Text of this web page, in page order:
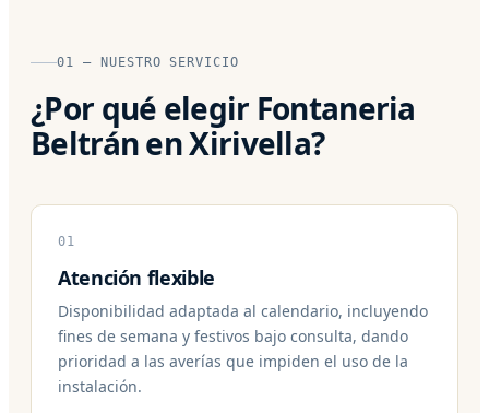
01 — NUESTRO SERVICIO
¿Por qué elegir Fontaneria
Beltrán en Xirivella?
01
Atención flexible
Disponibilidad adaptada al calendario, incluyendo
fines de semana y festivos bajo consulta, dando
prioridad a las averías que impiden el uso de la
instalación.